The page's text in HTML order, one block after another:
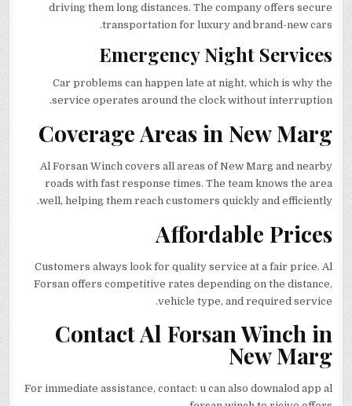
driving them long distances. The company offers secure
transportation for luxury and brand-new cars.
Emergency Night Services
Car problems can happen late at night, which is why the
service operates around the clock without interruption.
Coverage Areas in New Marg
Al Forsan Winch covers all areas of New Marg and nearby
roads with fast response times. The team knows the area
well, helping them reach customers quickly and efficiently.
Affordable Prices
Customers always look for quality service at a fair price. Al
Forsan offers competitive rates depending on the distance,
vehicle type, and required service.
Contact Al Forsan Winch in
New Marg
For immediate assistance, contact: u can also downalod app al